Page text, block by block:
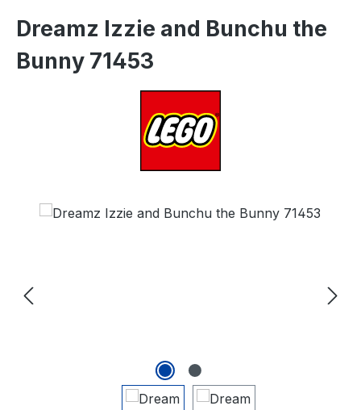
Dreamz Izzie and Bunchu the
Bunny 71453
Bildergalerie überspringen